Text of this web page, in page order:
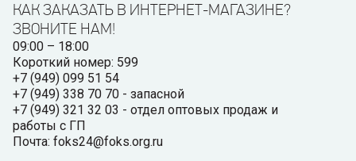
КАК ЗАКАЗАТЬ В ИНТЕРНЕТ-МАГАЗИНЕ?
ЗВОНИТЕ НАМ!
09:00 – 18:00
Короткий номер: 599
+7 (949) 099 51 54
+7 (949) 338 70 70 - запасной
+7 (949) 321 32 03 - отдел оптовых продаж и
работы с ГП
Почта: foks24@foks.org.ru